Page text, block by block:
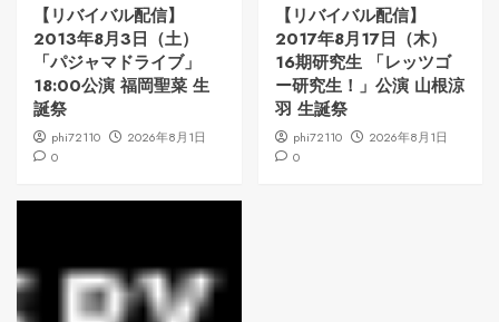
【リバイバル配信】
2013年8月3日（土）
「パジャマドライブ」
18:00公演 福岡聖菜 生
誕祭
phi72110
2026年8月1日
0
【リバイバル配信】
2017年8月17日（木）
16期研究生 「レッツゴ
ー研究生！」公演 山根涼
羽 生誕祭
phi72110
2026年8月1日
0